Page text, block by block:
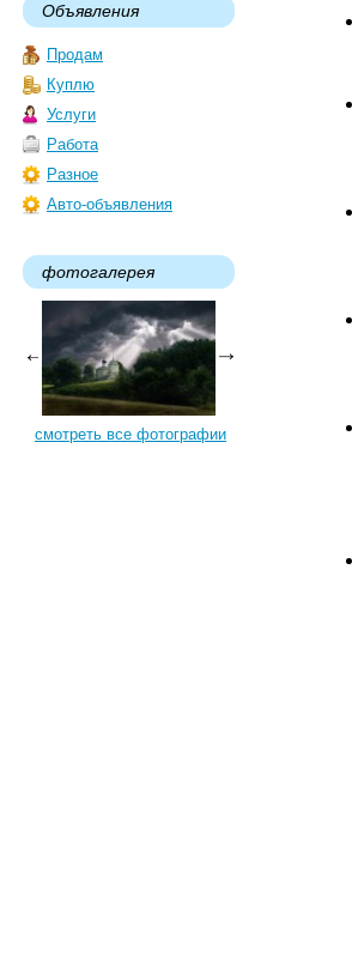
Объявления
Продам
Куплю
Услуги
Работа
Разное
Авто-объявления
фотогалерея
смотреть все фотографии